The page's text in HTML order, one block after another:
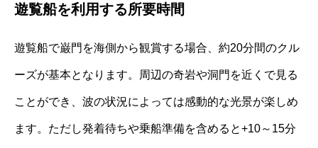
遊覧船を利用する所要時間
遊覧船で巌門を海側から観賞する場合、約20分間のクル
ーズが基本となります。周辺の奇岩や洞門を近くで見る
ことができ、波の状況によっては感動的な光景が楽しめ
ます。ただし発着待ちや乗船準備を含めると+10～15分